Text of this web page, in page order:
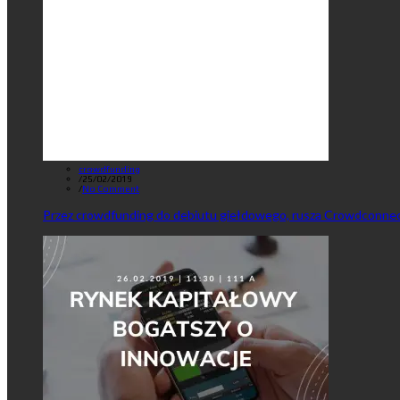
crowdfunding
/25/02/2019
/No Comment
Przez crowdfunding do debiutu giełdowego, rusza